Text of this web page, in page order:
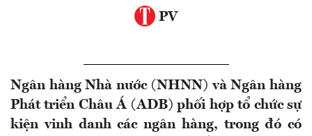
PV
Ngân hàng Nhà nước (NHNN) và Ngân hàng
Phát triển Châu Á (ADB) phối hợp tổ chức sự
kiện vinh danh các ngân hàng, trong đó có